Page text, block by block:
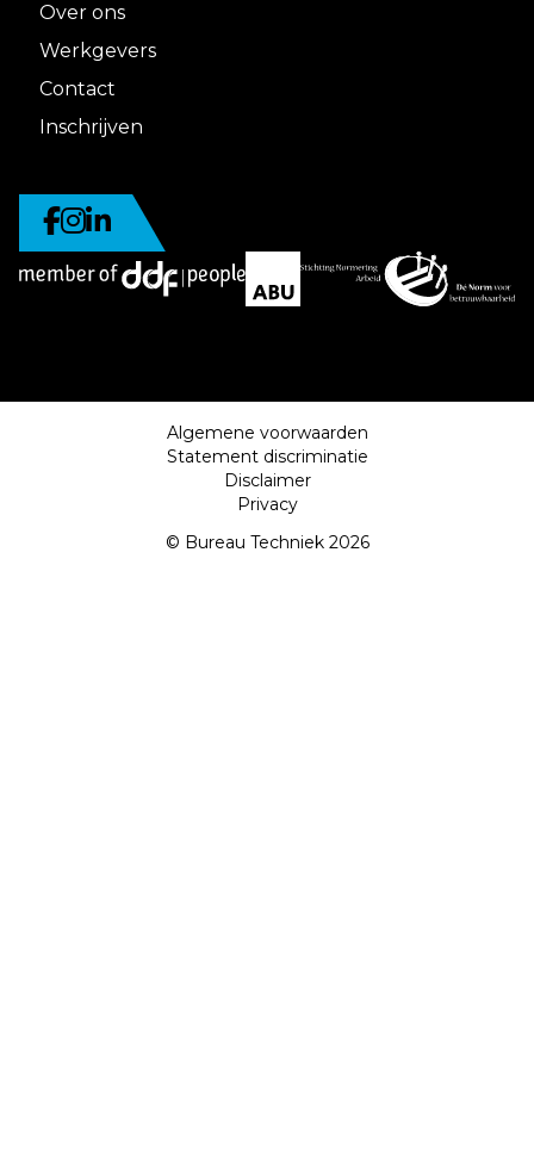
Over ons
Werkgevers
Contact
Inschrijven
Algemene voorwaarden
Statement discriminatie
Disclaimer
Privacy
© Bureau Techniek 2026